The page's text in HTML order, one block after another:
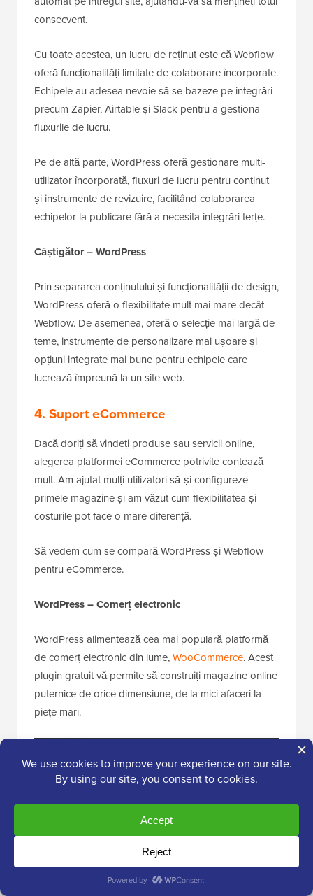
consecvent.
Cu toate acestea, un lucru de reținut este că Webflow
oferă funcționalități limitate de colaborare încorporate.
Echipele au adesea nevoie să se bazeze pe integrări
precum Zapier, Airtable și Slack pentru a gestiona
fluxurile de lucru.
Pe de altă parte, WordPress oferă gestionare multi-
utilizator încorporată, fluxuri de lucru pentru conținut
și instrumente de revizuire, facilitând colaborarea
echipelor la publicare fără a necesita integrări terțe.
Câștigător – WordPress
Prin separarea conținutului și funcționalității de design,
WordPress oferă o flexibilitate mult mai mare decât
Webflow. De asemenea, oferă o selecție mai largă de
teme, instrumente de personalizare mai ușoare și
opțiuni integrate mai bune pentru echipele care
lucrează împreună la un site web.
4. Suport eCommerce
Dacă doriți să vindeți produse sau servicii online,
alegerea platformei eCommerce potrivite contează
mult. Am ajutat mulți utilizatori să-și configureze
primele magazine și am văzut cum flexibilitatea și
costurile pot face o mare diferență.
Să vedem cum se compară WordPress și Webflow
pentru eCommerce.
WordPress – Comerț electronic
WordPress alimentează cea mai populară platformă
de comerț electronic din lume,WooCommerce. Acest
plugin gratuit vă permite să construiți magazine online
puternice de orice dimensiune, de la mici afaceri la
piețe mari.